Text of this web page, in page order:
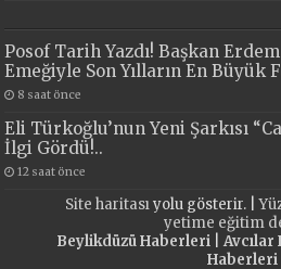
Posof Tarih Yazdı! Başkan
Emeğiyle Son Yılların En Büyük
8 saat önce
Eli Türkoğlu’nun Yeni Şarkısı
İlgi Gördü!..
12 saat önce
Site haritasıyolu gösterir. |
yetime eğitim
Beylikdüzü Haberleri|
Haberleri